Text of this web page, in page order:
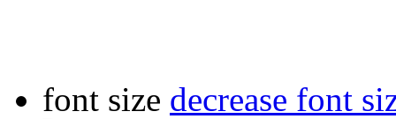
font size decrease font